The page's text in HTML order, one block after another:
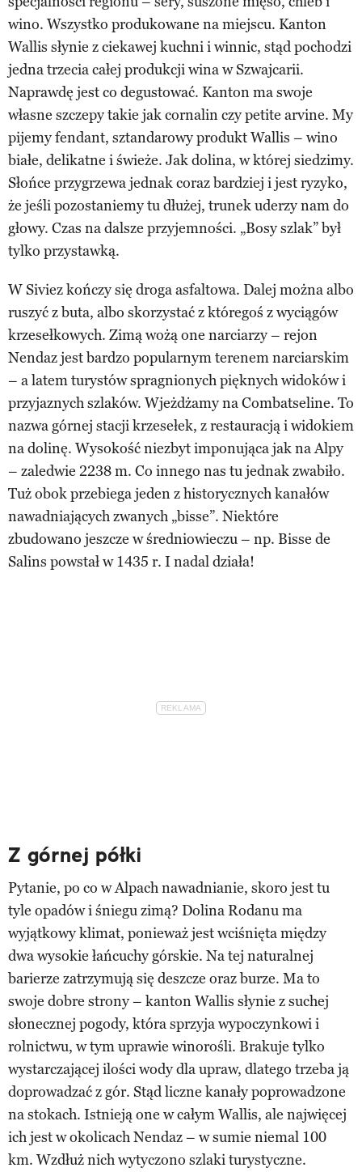
wino. Wszystko produkowane na miejscu. Kanton
Wallis słynie z ciekawej kuchni i winnic, stąd pochodzi
jedna trzecia całej produkcji wina w Szwajcarii.
Naprawdę jest co degustować. Kanton ma swoje
własne szczepy takie jak cornalin czy petite arvine. My
pijemy fendant, sztandarowy produkt Wallis – wino
białe, delikatne i świeże. Jak dolina, w której siedzimy.
Słońce przygrzewa jednak coraz bardziej i jest ryzyko,
że jeśli pozostaniemy tu dłużej, trunek uderzy nam do
głowy. Czas na dalsze przyjemności. „Bosy szlak” był
tylko przystawką.
W Siviez kończy się droga asfaltowa. Dalej można albo
ruszyć z buta, albo skorzystać z któregoś z wyciągów
krzesełkowych. Zimą wożą one narciarzy – rejon
Nendaz jest bardzo popularnym terenem narciarskim
– a latem turystów spragnionych pięknych widoków i
przyjaznych szlaków. Wjeżdżamy na Combatseline. To
nazwa górnej stacji krzesełek, z restauracją i widokiem
na dolinę. Wysokość niezbyt imponująca jak na Alpy
– zaledwie 2238 m. Co innego nas tu jednak zwabiło.
Tuż obok przebiega jeden z historycznych kanałów
nawadniających zwanych „bisse”. Niektóre
zbudowano jeszcze w średniowieczu – np. Bisse de
Salins powstał w 1435 r. I nadal działa!
Z górnej półki
Pytanie, po co w Alpach nawadnianie, skoro jest tu
tyle opadów i śniegu zimą? Dolina Rodanu ma
wyjątkowy klimat, ponieważ jest wciśnięta między
dwa wysokie łańcuchy górskie. Na tej naturalnej
barierze zatrzymują się deszcze oraz burze. Ma to
swoje dobre strony – kanton Wallis słynie z suchej
słonecznej pogody, która sprzyja wypoczynkowi i
rolnictwu, w tym uprawie winorośli. Brakuje tylko
wystarczającej ilości wody dla upraw, dlatego trzeba ją
doprowadzać z gór. Stąd liczne kanały poprowadzone
na stokach. Istnieją one w całym Wallis, ale najwięcej
ich jest w okolicach Nendaz – w sumie niemal 100
km. Wzdłuż nich wytyczono szlaki turystyczne.